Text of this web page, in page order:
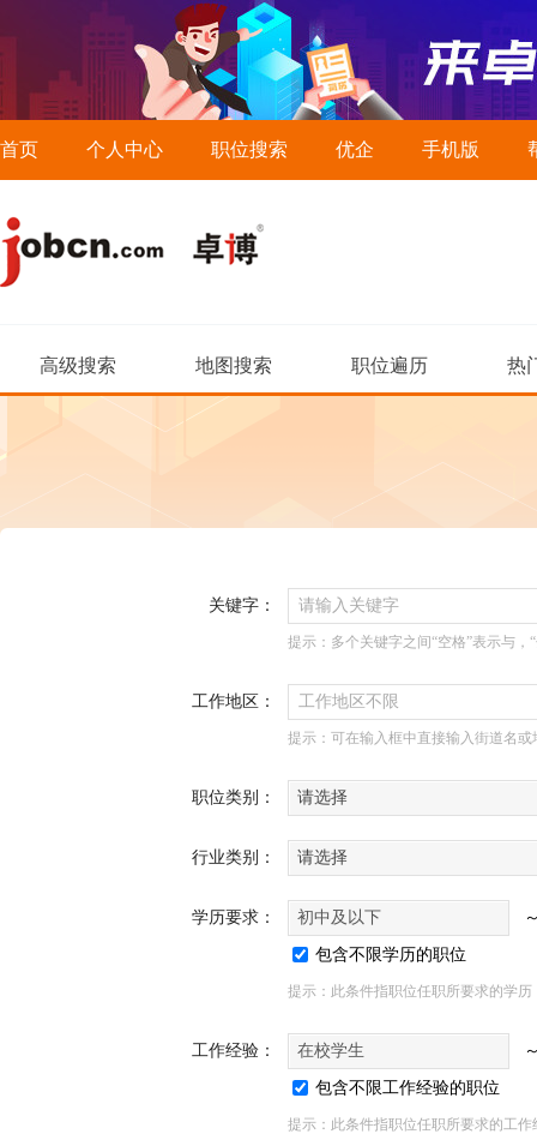
首页 个人中心 职位搜索 优企 手机版
高级搜索 地图搜索 职位遍历 热
关键字： 请输入关键字
提示：多个关键字之间“空格”表示与
工作地区： 工作地区不限
提示：可在输入框中直接输入街道名
职位类别： 请选择
行业类别： 请选择
学历要求： 初中及以下
包含不限学历的职位
提示：此条件指职位任职所要求的学历
工作经验： 在校学生
包含不限工作经验的职位
提示：此条件指职位任职所要求的工作